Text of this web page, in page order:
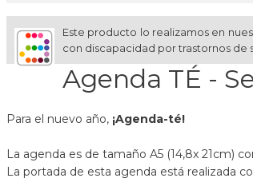
Este producto lo realizamos en
con discapacidad por trastornos de
Agenda TÉ -
Para el nuevo año, ¡Agenda-té!
La agenda es de tamaño A5 (14,8x 21cm)
La portada de esta agenda está realizada